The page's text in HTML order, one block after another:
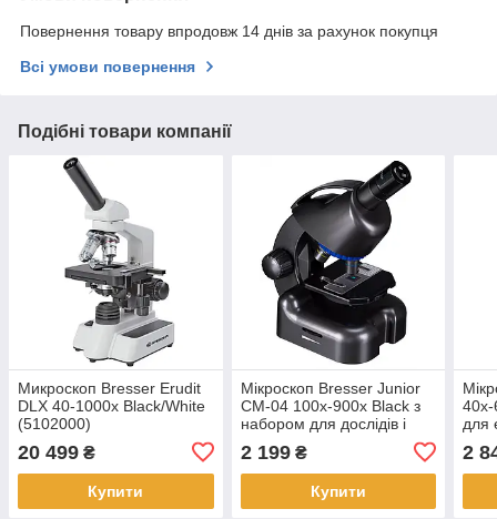
Повернення товару впродовж 14 днів за рахунок покупця
Всі умови повернення
Подібні товари компанії
Микроскоп Bresser Erudit
DLX 40-1000x Black/White
(5102000)
20 499 ₴
Купити
Мікроскоп Bresser Junior
CM-04 100x-900x Black з
набором для дослідів і
смартфона (14951)
2 199₴
Купити
40x-
для
2